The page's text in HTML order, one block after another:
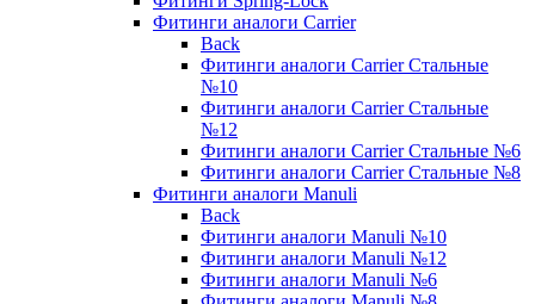
Фитинги аналоги Carrier
Back
Фитинги аналоги Carrier Стальные
№10
Фитинги аналоги Carrier Стальные
№12
Фитинги аналоги Carrier Стальные №6
Фитинги аналоги Carrier Стальные №8
Фитинги аналоги Manuli
Back
Фитинги аналоги Manuli №10
Фитинги аналоги Manuli №12
Фитинги аналоги Manuli №6